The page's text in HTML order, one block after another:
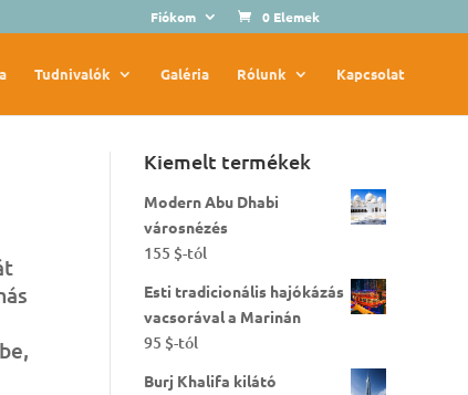
Fiókom 0 Elemek
Tudnivalók Galéria Rólunk Kapcsolat
Kiemelt termékek
Modern Abu Dhabi
városnézés
155 $-tól
Esti tradicionális hajókázás
vacsorával a Marinán
95 $-tól
Burj Khalifa kilátó